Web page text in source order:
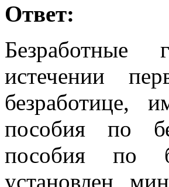
Ответ:
Безработные
истечении
безработице,
пособия по
пособия по
установлен